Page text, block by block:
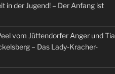
in der Jugend! – Der Anfang ist
vom Jüttendorfer Anger und Tia
– Das Lady-Kracher-